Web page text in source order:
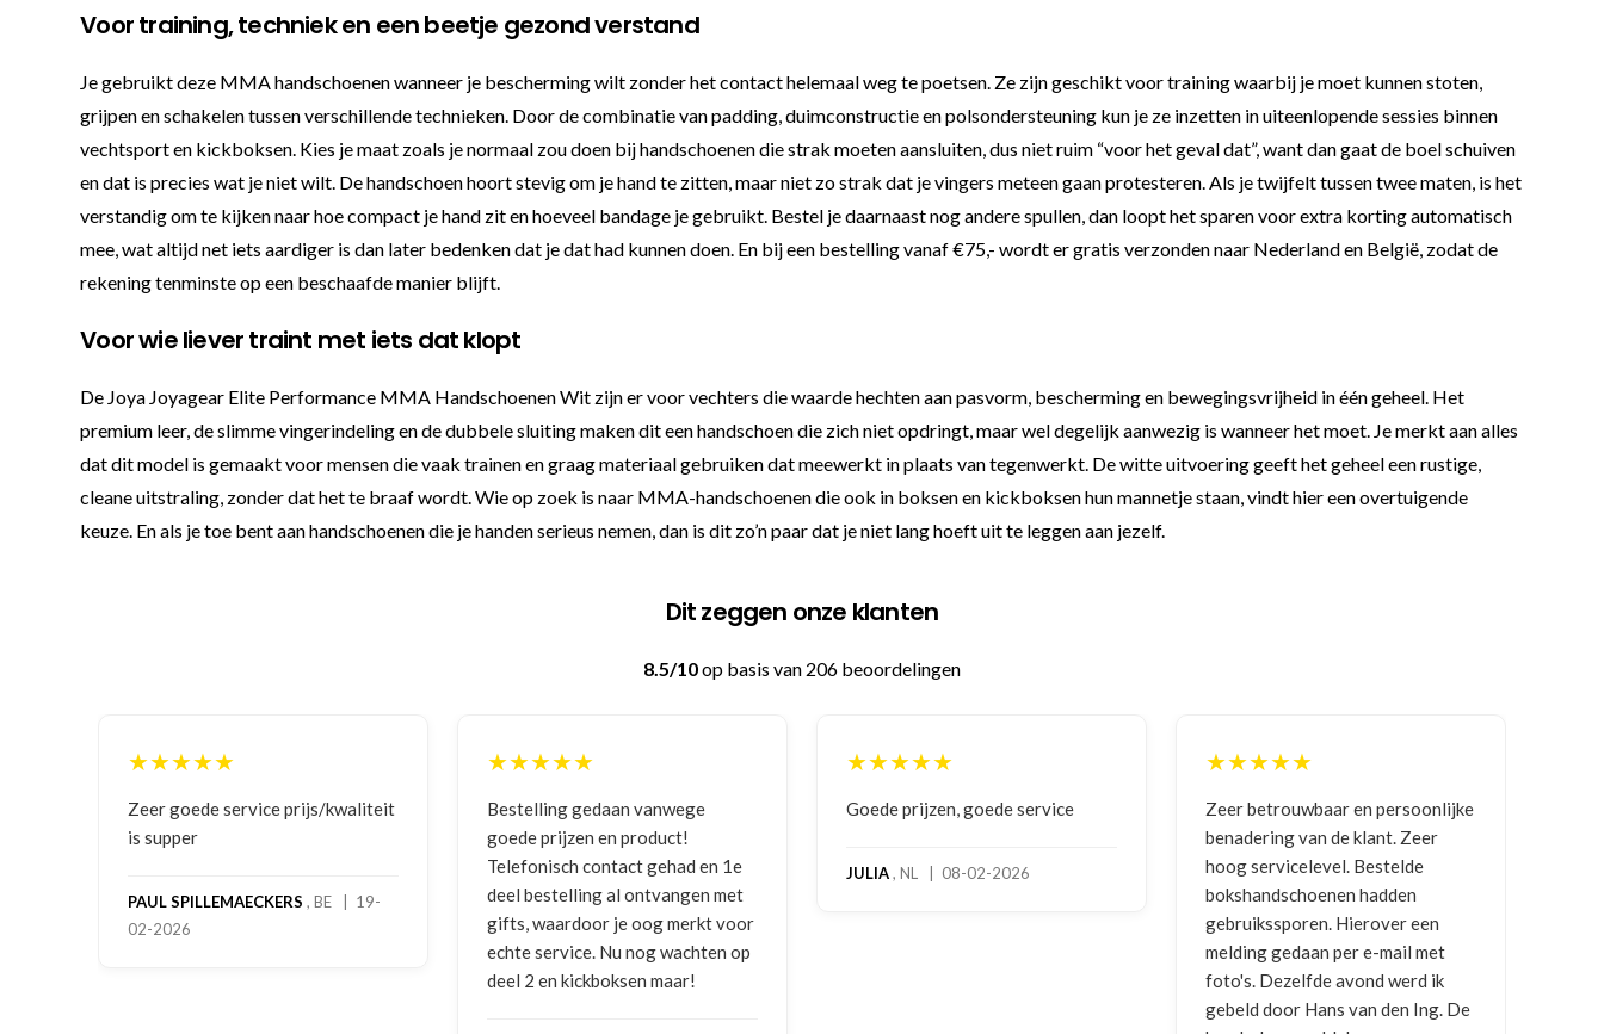
Voor training, techniek en een beetje gezond verstand
Je gebruikt deze MMA handschoenen wanneer je bescherming wilt zonder het contact helemaal weg te poetsen. Ze zijn geschikt voor training waarbij je moet kunnen stoten,
grijpen en schakelen tussen verschillende technieken. Door de combinatie van padding, duimconstructie en polsondersteuning kun je ze inzetten in uiteenlopende sessies binnen
vechtsport en kickboksen. Kies je maat zoals je normaal zou doen bij handschoenen die strak moeten aansluiten, dus niet ruim “voor het geval dat”, want dan gaat de boel schuiven
en dat is precies wat je niet wilt. De handschoen hoort stevig om je hand te zitten, maar niet zo strak dat je vingers meteen gaan protesteren. Als je twijfelt tussen twee maten, is het
verstandig om te kijken naar hoe compact je hand zit en hoeveel bandage je gebruikt. Bestel je daarnaast nog andere spullen, dan loopt het sparen voor extra korting automatisch
mee, wat altijd net iets aardiger is dan later bedenken dat je dat had kunnen doen. En bij een bestelling vanaf €75,- wordt er gratis verzonden naar Nederland en België, zodat de
rekening tenminste op een beschaafde manier blijft.
Voor wie liever traint met iets dat klopt
De Joya Joyagear Elite Performance MMA Handschoenen Wit zijn er voor vechters die waarde hechten aan pasvorm, bescherming en bewegingsvrijheid in één geheel. Het
premium leer, de slimme vingerindeling en de dubbele sluiting maken dit een handschoen die zich niet opdringt, maar wel degelijk aanwezig is wanneer het moet. Je merkt aan alles
dat dit model is gemaakt voor mensen die vaak trainen en graag materiaal gebruiken dat meewerkt in plaats van tegenwerkt. De witte uitvoering geeft het geheel een rustige,
cleane uitstraling, zonder dat het te braaf wordt. Wie op zoek is naar MMA-handschoenen die ook in boksen en kickboksen hun mannetje staan, vindt hier een overtuigende
keuze. En als je toe bent aan handschoenen die je handen serieus nemen, dan is dit zo’n paar dat je niet lang hoeft uit te leggen aan jezelf.
Dit zeggen onze klanten
8.5/10op basis van 206 beoordelingen
★★★★★
Bestelling gedaan vanwege
deel bestelling al ontvangen met
★★★★★
Goede prijzen, goede service
JULIA, NL | 08-02-2026
★★★★★
Zeer betrouwbaar en persoonlijke
hoog servicelevel. Bestelde
★★★★★
Goede communicatie, artikel goed
ontvangen
NICO VERMUNICHT
2026